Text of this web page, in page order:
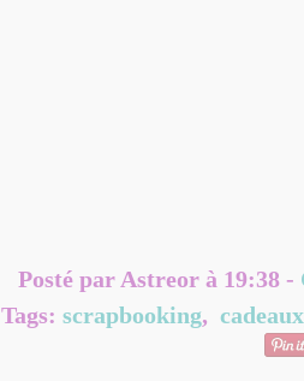
Posté par Astreor à 19:38 -
Tags: scrapbooking, cadeaux